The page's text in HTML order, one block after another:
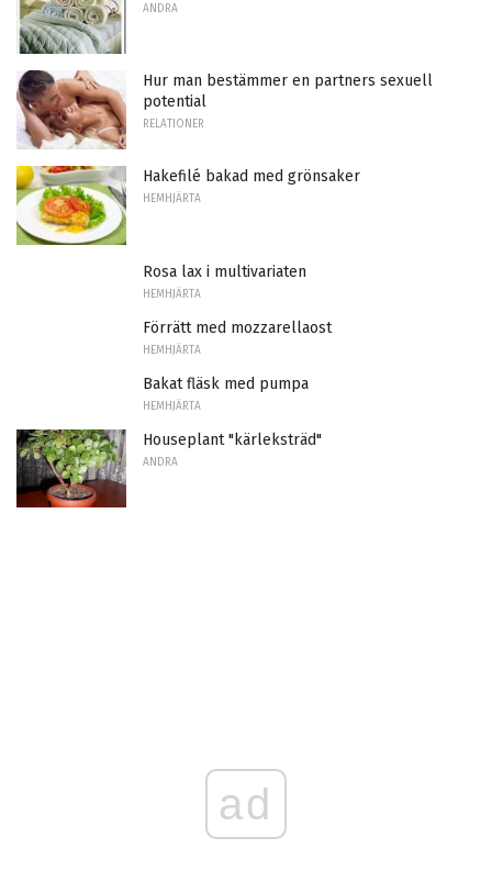
ANDRA
Hur man bestämmer en partners sexuell
potential
RELATIONER
Hakefilé bakad med grönsaker
HEMHJÄRTA
Rosa lax i multivariaten
HEMHJÄRTA
Förrätt med mozzarellaost
HEMHJÄRTA
Bakat fläsk med pumpa
HEMHJÄRTA
Houseplant "kärleksträd"
ANDRA
ad